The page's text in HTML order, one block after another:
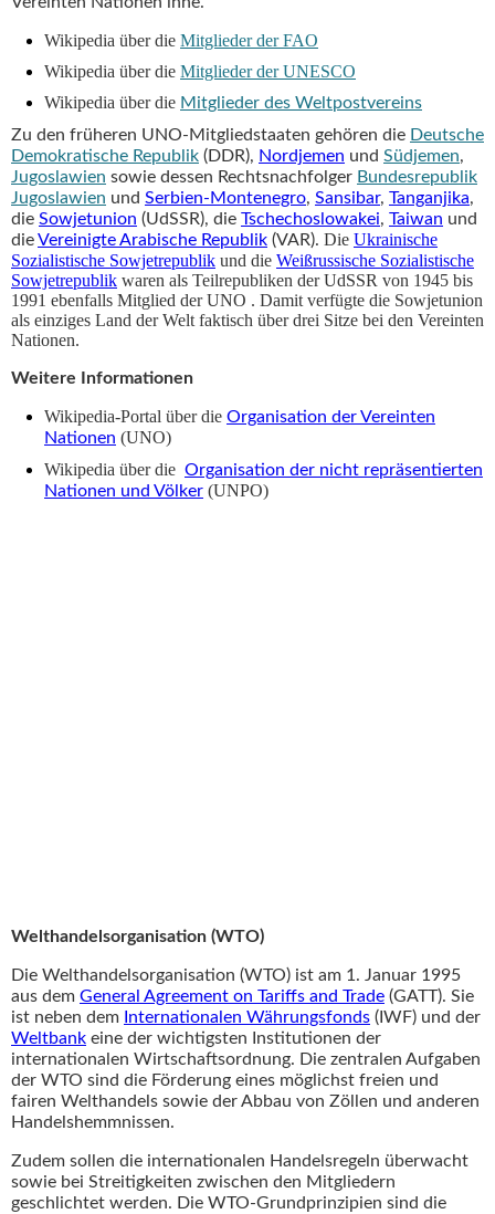
Wikipedia über die Mitglieder der FAO
Wikipedia über die Mitglieder der UNESCO
Wikipedia über die Mitglieder des Weltpostvereins
Zu den früheren UNO-Mitgliedstaaten gehören die Deutsche
Demokratische Republik (DDR), Nordjemen und Südjemen,
Jugoslawien sowie dessen Rechtsnachfolger Bundesrepublik
Jugoslawien und Serbien-Montenegro, Sansibar, Tanganjika,
die Sowjetunion (UdSSR), die Tschechoslowakei, Taiwan und
dieVereinigte Arabische Republik (VAR). Die Ukrainische
Sozialistische Sowjetrepublik und die Weißrussische Sozialistische
Sowjetrepublik waren als Teilrepubliken der UdSSR von 1945 bis
1991 ebenfalls Mitglied der UNO . Damit verfügte die Sowjetunion
als einziges Land der Welt faktisch über drei Sitze bei den Vereinten
Nationen.
Weitere Informationen
Wikipedia-Portal über die Organisation der Vereinten
Nationen (UNO)
Wikipedia über die Organisation der nicht repräsentierten
Nationen und Völker (UNPO)
Welthandelsorganisation (WTO)
Die Welthandelsorganisation (WTO) ist am 1. Januar 1995
aus dem General Agreement on Tariffs and Trade (GATT). Sie
ist neben dem Internationalen Währungsfonds (IWF) und der
Weltbank eine der wichtigsten Institutionen der
internationalen Wirtschaftsordnung. Die zentralen Aufgaben
der WTO sind die Förderung eines möglichst freien und
fairen Welthandels sowie der Abbau von Zöllen und anderen
Handelshemmnissen.
Zudem sollen die internationalen Handelsregeln überwacht
sowie bei Streitigkeiten zwischen den Mitgliedern
geschlichtet werden. Die WTO-Grundprinzipien sind die